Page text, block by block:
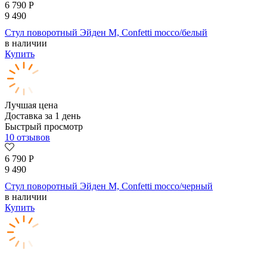
6 790 Р
9 490
Стул поворотный Эйден М, Confetti mocco/белый
в наличии
Купить
Лучшая цена
Доставка за 1 день
Быстрый просмотр
10 отзывов
6 790 Р
9 490
Стул поворотный Эйден М, Confetti mocco/черный
в наличии
Купить